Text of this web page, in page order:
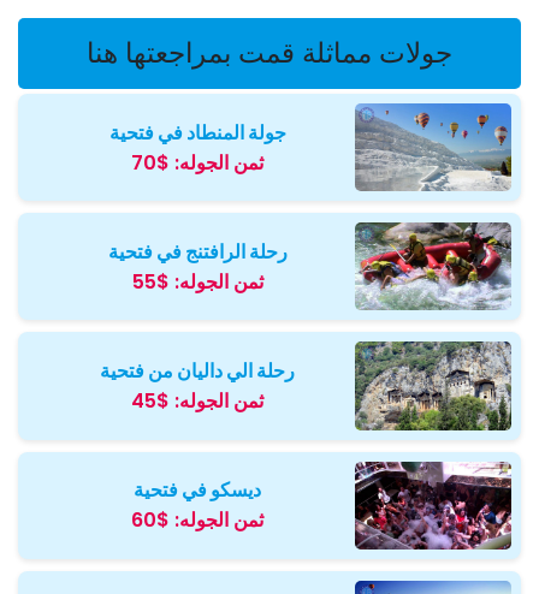
جولات مماثلة قمت بمراجعتها هنا
جولة المنطاد في فتحية
ثمن الجوله: $70
رحلة الرافتنج في فتحية
ثمن الجوله: $55
رحلة الي داليان من فتحية
ثمن الجوله: $45
ديسكو في فتحية
ثمن الجوله: $60